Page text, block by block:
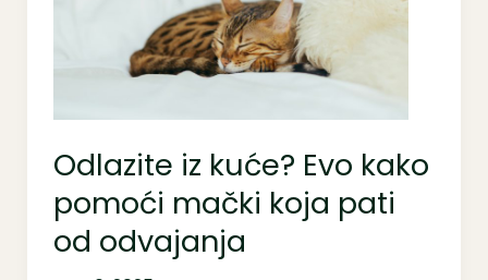
Odlazite iz kuće? Evo kako
pomoći mački koja pati
od odvajanja
odvajanja